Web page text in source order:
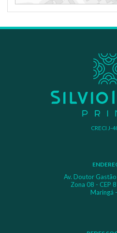
CRECI J-
Av. Doutor
Zona 08 - CEP
Maringá